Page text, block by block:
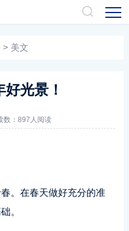
> 美文
光景！
数： 897人阅读
。在春天做好充分的准
。